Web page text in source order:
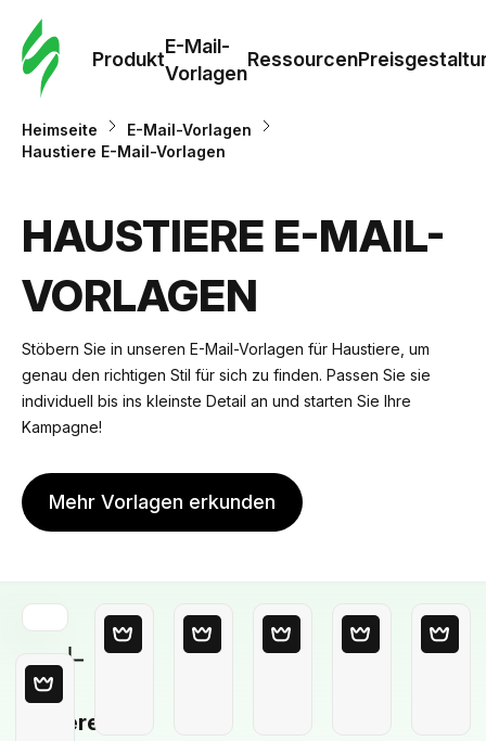
Produkt
E-Mail-
Vorlagen
Ressourcen
Heimseite
E-Mail-Vorlagen
Haustiere E-Mail-Vorlagen
HAUSTIERE E-MAIL-
VORLAGEN
Stöbern Sie in unseren E-Mail-Vorlagen für Haustiere, um
genau den richtigen Stil für sich zu finden. Passen Sie sie
individuell bis ins kleinste Detail an und starten Sie Ihre
Kampagne!
Mehr Vorlagen erkunden
Leere